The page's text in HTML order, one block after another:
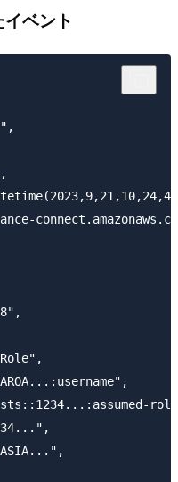
ベント